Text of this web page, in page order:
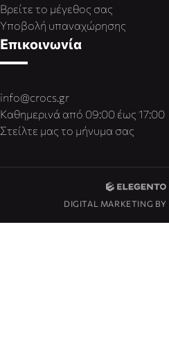
Βρείτε το μέγεθος σας
Υποβολή υπαναχώρησης
Επικοινωνία
info@crocs.gr
Καθημερινά από 09:00 έως 17:00
Στείλτε μας το μήνυμα σας
DIGITAL MARKETING BY